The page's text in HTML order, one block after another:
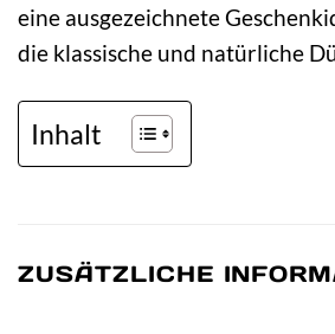
eine ausgezeichnete
die klassische und natürliche
Inhalt
ZUSÄTZLICHE